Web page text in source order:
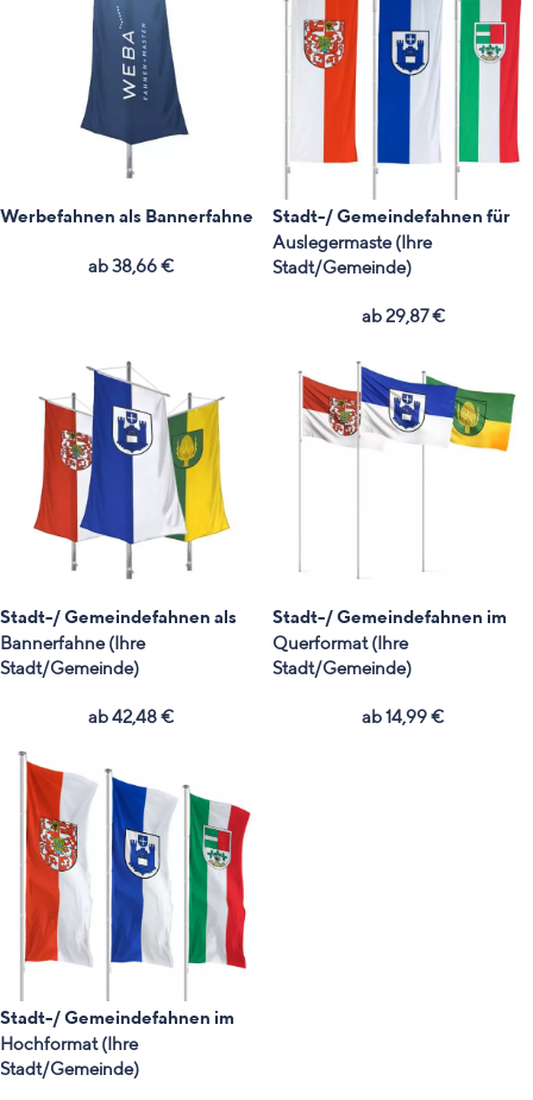
Werbefahnen als Bannerfahne
ab38,66€
Stadt-/ Gemeindefahnen für
Auslegermaste (Ihre
Stadt/Gemeinde)
ab29,87€
Stadt-/ Gemeindefahnen als
Bannerfahne (Ihre
Stadt/Gemeinde)
ab42,48€
Stadt-/ Gemeindefahnen im
Querformat (Ihre
Stadt/Gemeinde)
ab14,99€
Stadt-/ Gemeindefahnen im
Hochformat (Ihre
Stadt/Gemeinde)